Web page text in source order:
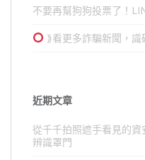
不要再幫狗狗投票了！
⟫看更多詐騙新聞，
近期文章
從千千拍照遮手看見的
辨識罩門